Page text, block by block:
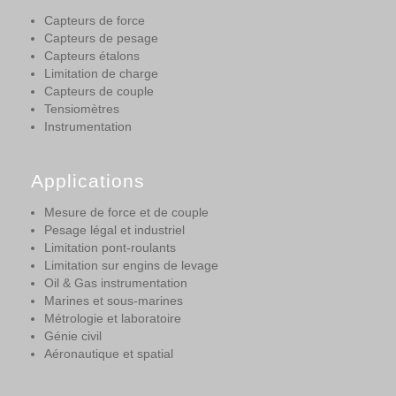
Capteurs de force
Capteurs de pesage
Capteurs étalons
Limitation de charge
Capteurs de couple
Tensiomètres
Instrumentation
Applications
Mesure de force et de couple
Pesage légal et industriel
Limitation pont-roulants
Limitation sur engins de levage
Oil & Gas instrumentation
Marines et sous-marines
Métrologie et laboratoire
Génie civil
Aéronautique et spatial